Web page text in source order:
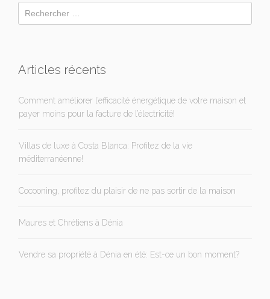
Articles récents
Comment améliorer l’efficacité énergétique de votre maison et
payer moins pour la facture de l’électricité!
Villas de luxe à Costa Blanca: Profitez de la vie
méditerranéenne!
Cocooning, profitez du plaisir de ne pas sortir de la maison
Maures et Chrétiens à Dénia
Vendre sa propriété à Dénia en été: Est-ce un bon moment?